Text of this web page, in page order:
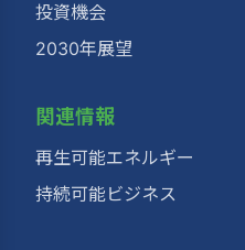
投資機会
2030年展望
関連情報
再生可能エネルギー
持続可能ビジネス